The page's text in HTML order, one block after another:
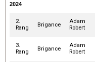
2024
2.
Rang
Brigance
Adam
Robert
3.
Rang
Brigance
Adam
Robert